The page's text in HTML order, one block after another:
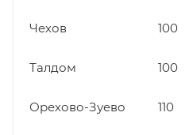
Чехов 100
Талдом 100
Орехово-Зуево 110